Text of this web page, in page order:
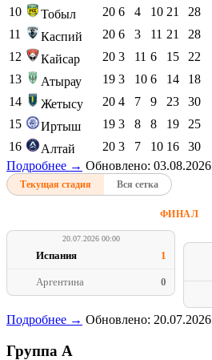
10
Тобыл 20 6 4 10 21 28
11
Каспий 20 6 3 11 21 28
12
Кайсар 20 3 11 6 15 22
13
Атырау 19 3 10 6 14 18
14
Жетысу 20 4 7 9 23 30
15
Иртыш 19 3 8 8 19 25
16
Алтай 20 3 7 10 16 30
Подробнее → Обновлено: 03.08.2026
Текущая стадия Вся сетка
ФИНАЛ
20.07.2026 00:00
Испания 1
Аргентина 0
Подробнее → Обновлено: 20.07.2026
Группа A